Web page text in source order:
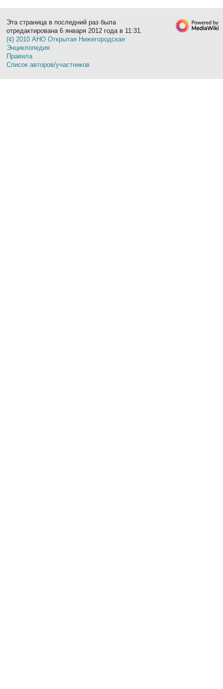
Эта страница в последний раз была
отредактирована 6 января 2012 года в 11:31.
(¢) 2010 АНО Открытая Нижегородская
Энциклопедия
Правила
Список авторов/участников